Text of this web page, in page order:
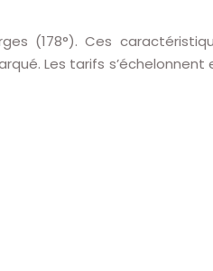
(178°). Ces
Les tarifs